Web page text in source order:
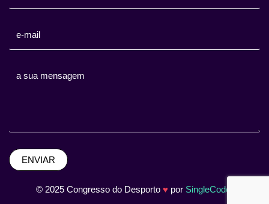
ENVIAR
© 2025 Congresso do Desporto ♥ por SingleCode